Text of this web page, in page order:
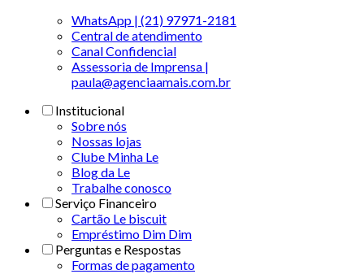
WhatsApp | (21) 97971-2181
Central de atendimento
Canal Confidencial
Assessoria de Imprensa |
paula@agenciaamais.com.br
Institucional
Sobre nós
Nossas lojas
Clube Minha Le
Blog da Le
Trabalhe conosco
Serviço Financeiro
Cartão Le biscuit
Empréstimo Dim Dim
Perguntas e Respostas
Formas de pagamento